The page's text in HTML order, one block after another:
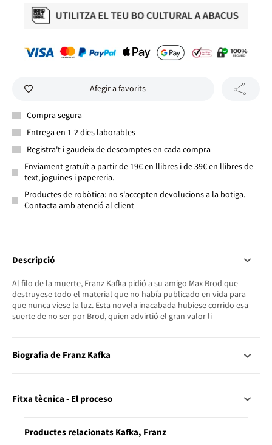
Afegir a favorits
Compra segura
Entrega en 1-2 dies laborables
Registra't i gaudeix de descomptes en cada compra
Enviament gratuït a partir de 19€ en llibres i de 39€ en llibres de
text, joguines i papereria.
Productes de robòtica: no s'accepten devolucions a la botiga.
Contacta amb atenció al client
Descripció
Al filo de la muerte, Franz Kafka pidió a su amigo Max Brod que
destruyese todo el material que no había publicado en vida para
que nunca viese la luz. Esta novela inacabada hubiese corrido esa
suerte de no ser por Brod, quien advirtió el gran valor li
Biografia de Franz Kafka
Fitxa tècnica - El proceso
Productes relacionats Kafka, Franz